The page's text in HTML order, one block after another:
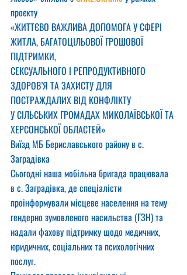
проєкту
«ЖИТТЄВО ВАЖЛИВА ДОПОМОГА У СФЕРІ
ЖИТЛА, БАГАТОЦІЛЬОВОЇ ГРОШОВОЇ
ПІДТРИМКИ,
СЕКСУАЛЬНОГО І РЕПРОДУКТИВНОГО
ЗДОРОВ’Я ТА ЗАХИСТУ ДЛЯ
ПОСТРАЖДАЛИХ ВІД КОНФЛІКТУ
У СІЛЬСЬКИХ ГРОМАДАХ МИКОЛАЇВСЬКОЇ ТА
ХЕРСОНСЬКОЇ ОБЛАСТЕЙ»
Виїзд МБ Бериславського району в с.
Заградівка
Сьогодні наша мобільна бригада працювала
в с. Заградівка, де спеціалісти
проінформували місцеве населення на тему
гендерно зумовленого насильства (ГЗН) та
надали фахову підтримку щодо медичних,
юридичних, соціальних та психологічних
послуг.